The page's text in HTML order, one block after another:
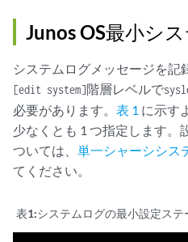
    }
host hostname {
explicit-priority;
facility-override
log-prefix
string
match "regular-expression
    }
    source-address
facility
severity;
Junos OS最小シ
システムログメッセージを記
[edit system]階層レベルで
必要があります。 表 1 に示す
少なくとも 1 つ指定します。
ついては、 単一シャーシシス
てください。
表1:システムログの最小設定ステ